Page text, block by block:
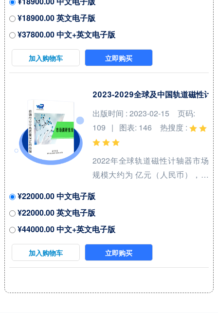
年复合增长率(CAGR)为 %。中国
市场核心厂商包括KEYSTONE、
Kool Wrap、DEI、Electrolock和
Design Engineering等，按收入
计，2021年中国市场前三大厂商
产品类型方面来看，电池绝缘套
额将达到 %。同时就应用来看，
汽车在2021年份额大约是 %，未
来几年CAGR大约为 %。 本报告
研究中...
¥18900.00 英文电子版
¥37800.00 中文+英文电子版
加入购物车 立即购买
2023-2029全球及中国轨道磁性计
出版时间 : 2023-02-15
页码:
109 | 图表: 146
热搜度 :
2022年全球轨道磁性计轴器市场
规模大约为 亿元（人民币），预
2029期间年复合增长率
（CAGR）为 %。未来几年，本
行业具有很大不确定性，本文的
2023-2029年的预测数据是基于过
去几年的历史发展、行业专家观
¥22000.00 中文电子版
¥22000.00 英文电子版
¥44000.00 中文+英文电子版
加入购物车 立即购买